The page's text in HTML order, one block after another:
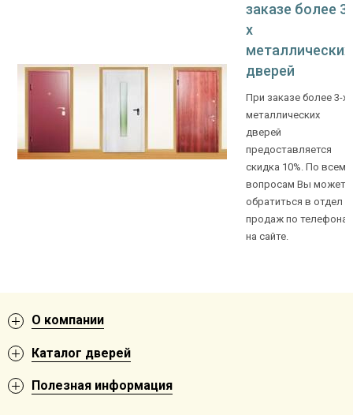
заказе более 3-
х
металлических
дверей
При заказе более 3-х
металлических
дверей
предоставляется
скидка 10%. По всем
вопросам Вы можете
обратиться в отдел
продаж по
на сайте.
О компании
Каталог дверей
Полезная информация